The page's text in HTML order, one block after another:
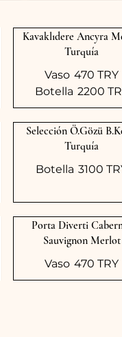
Kavaklıdere Ancyra
Turquía
Vaso 470 TRY
Botella 2200
Selección Ö.Gözü
Turquía
Botella 3100
Porta Diverti
Sauvignon Merlot
Vaso 470 TRY